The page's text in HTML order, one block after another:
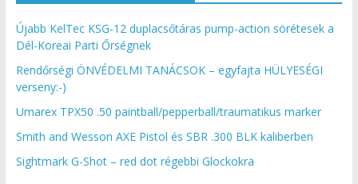
Újabb KelTec KSG-12 duplacsőtáras pump-action sörétesek a
Dél-Koreai Parti Őrségnek
Rendőrségi ÖNVÉDELMI TANÁCSOK – egyfajta HÜLYESÉGI
verseny:-)
Umarex TPX50 .50 paintball/pepperball/traumatikus marker
Smith and Wesson AXE Pistol és SBR .300 BLK kaliberben
Sightmark G-Shot – red dot régebbi Glockokra